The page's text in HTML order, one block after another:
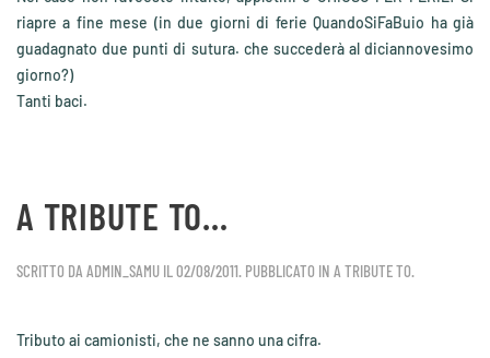
riapre a fine mese (in due giorni di ferie QuandoSiFaBuio ha già
guadagnato due punti di sutura. che succederà al diciannovesimo
giorno?)
Tanti baci.
A TRIBUTE TO…
SCRITTO DA ADMIN_SAMU IL02/08/2011. PUBBLICATO IN A TRIBUTE TO.
Tributo ai camionisti, che ne sanno una cifra.